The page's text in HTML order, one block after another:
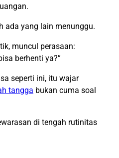
ada yang lain menunggu.
muncul perasaan:
berhenti ya?”
seperti ini, itu wajar
tangga bukan cuma soal
di tengah rutinitas